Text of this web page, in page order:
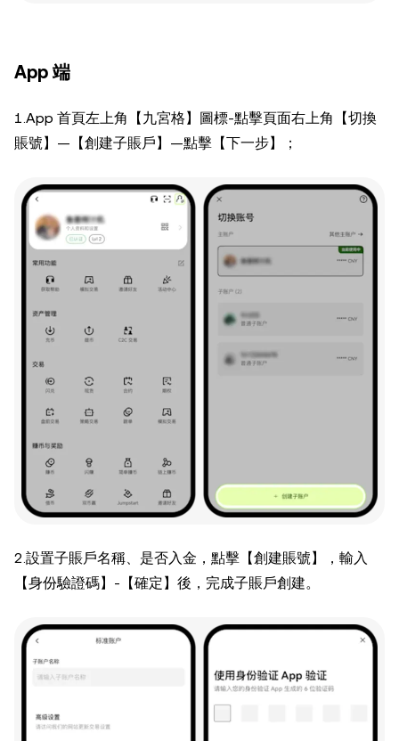
App 端
1.App 首頁左上角【九宮格】圖標-點擊頁面右上角【切換
賬號】—【創建子賬戶】—點擊【下一步】；
2.設置子賬戶名稱、是否入金，點擊【創建賬號】，輸入
【身份驗證碼】-【確定】後，完成子賬戶創建。